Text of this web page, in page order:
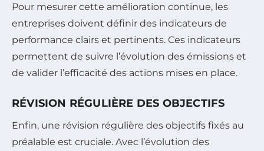
Pour mesurer cette amélioration continue, les
entreprises doivent définir des indicateurs de
performance clairs et pertinents. Ces indicateurs
permettent de suivre l’évolution des émissions et
de valider l’efficacité des actions mises en place.
RÉVISION RÉGULIÈRE DES OBJECTIFS
Enfin, une révision régulière des objectifs fixés au
préalable est cruciale. Avec l’évolution des